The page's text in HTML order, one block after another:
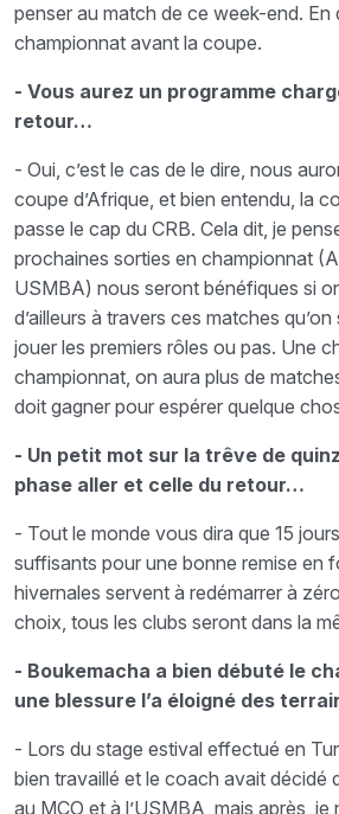
penser au match de ce week-end. En
championnat avant la coupe.
- Vous aurez un programme
retour…
- Oui, c’est le cas de le dire, nous
coupe d’Afrique, et bien entendu, la
passe le cap du CRB. Cela dit, je
prochaines sorties en championnat
USMBA) nous seront bénéfiques si
d’ailleurs à travers ces matches
jouer les premiers rôles ou pas. Une
championnat, on aura plus de
doit gagner pour espérer quelque
- Un petit mot sur la trêve de
phase aller et celle du retour…
- Tout le monde vous dira que 15
suffisants pour une bonne remise en
hivernales servent à redémarrer à
choix, tous les clubs seront dans la
- Boukemacha a bien débuté le
une blessure l’a éloigné des
- Lors du stage estival effectué en
bien travaillé et le coach avait décidé
au MCO et à l’USMBA, mais après, je